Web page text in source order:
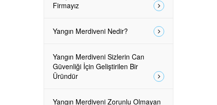
Firmayız
Yangın Merdiveni Nedir?
Yangın Merdiveni Sizlerin Can
Güvenliği İçin Geliştirilen Bir
Üründür
Yangın Merdiveni Zorunlu Olmayan